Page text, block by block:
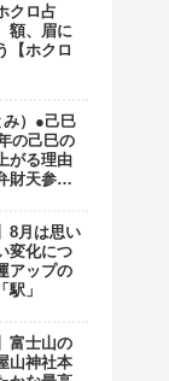
クロ占
額、眉に
【ホクロ
み）●己巳
の己巳の
がる理由
財天参拝
8月は思い
変化につ
アップの
」
富士山の
山神社本